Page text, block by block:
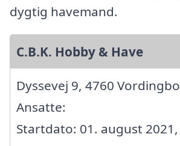
dygtig havemand.
C.B.K. Hobby & Have
Dyssevej 9, 4760
Ansatte:
Startdato: 01. august 2021,